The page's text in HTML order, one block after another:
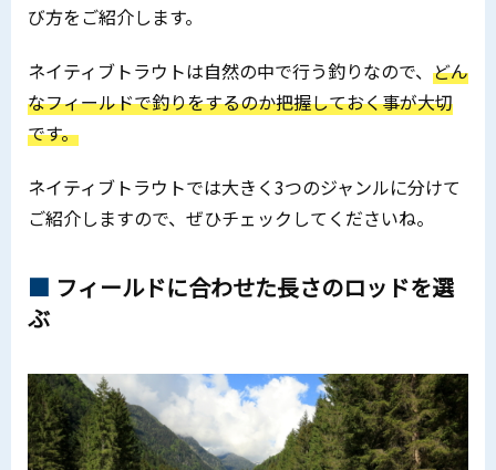
び方をご紹介します。
ネイティブトラウトは自然の中で行う釣りなので、 どん
なフィールドで釣りをするのか把握しておく事が大切
です。
ネイティブトラウトでは大きく3つのジャンルに分けて
ご紹介しますので、ぜひチェックしてくださいね。
フィールドに合わせた長さのロッドを選
ぶ